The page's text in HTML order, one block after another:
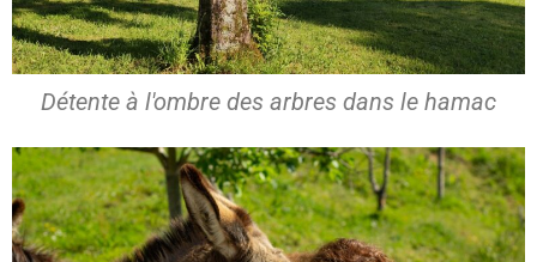
Détente à l'ombre des arbres dans le hamac